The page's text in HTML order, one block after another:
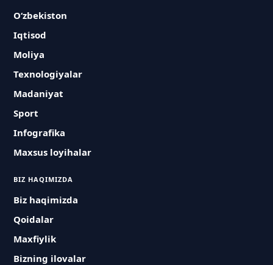
O‘zbekiston
Iqtisod
Moliya
Texnologiyalar
Madaniyat
Sport
Infografika
Maxsus loyihalar
BIZ HAQIMIZDA
Biz haqimizda
Qoidalar
Maxfiylik
Bizning ilovalar